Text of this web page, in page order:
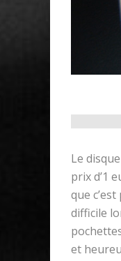
Le
prix d’1
que
difficile
et